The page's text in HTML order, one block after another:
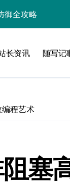
策略
秘籍
克后端性能瓶颈
长资讯 随写记
程艺术
塞